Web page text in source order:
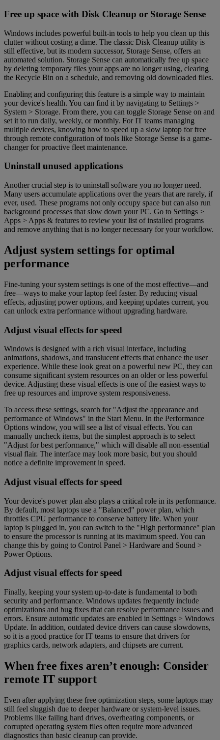
Free up space with Disk Cleanup or Storage Sense
Windows includes powerful built-in tools to help you clean up this
clutter without costing a dime. The classic Disk Cleanup utility is
still effective, but its modern successor, Storage Sense, offers an
automated solution. Storage Sense can automatically free up space
by deleting temporary files your apps are no longer using, clearing
the Recycle Bin on a schedule, and removing old downloaded files.
Enabling and configuring this feature is a simple way to maintain
your device's health. You can find it by navigating to Settings >
System > Storage. From there, you can toggle Storage Sense on and
set it to run daily, weekly, or monthly. For IT teams managing
multiple devices, knowing how to speed up a slow laptop for free
through remote configuration of tools like Storage Sense is a game-
changer for proactive fleet maintenance.
Uninstall unused applications
Another crucial step is to uninstall software you no longer need.
Many users accumulate applications over the years that are rarely, if
ever, used. These programs not only occupy space but can also run
background processes that slow down your PC. Go to Settings >
Apps > Apps & features to review your list of installed programs
and remove anything that is no longer necessary for your workflow.
Adjust system settings for optimal
performance
Fine-tuning your system settings is one of the most effective—and
free—ways to make your laptop feel faster. By reducing visual
effects, adjusting power options, and keeping updates current, you
can unlock extra performance without upgrading hardware.
Adjust visual effects for speed
Windows is designed with a rich visual interface, including
animations, shadows, and translucent effects that enhance the user
experience. While these look great on a powerful new PC, they can
consume significant system resources on an older or less powerful
device. Adjusting these visual effects is one of the easiest ways to
free up resources and improve system responsiveness.
To access these settings, search for "Adjust the appearance and
performance of Windows" in the Start Menu. In the Performance
Options window, you will see a list of visual effects. You can
manually uncheck items, but the simplest approach is to select
"Adjust for best performance," which will disable all non-essential
visual flair. The interface may look more basic, but you should
notice a definite improvement in speed.
Adjust visual effects for speed
Your device's power plan also plays a critical role in its performance.
By default, most laptops use a "Balanced" power plan, which
throttles CPU performance to conserve battery life. When your
laptop is plugged in, you can switch to the "High performance" plan
to ensure the processor is running at its maximum speed. You can
change this by going to Control Panel > Hardware and Sound >
Power Options.
Adjust visual effects for speed
Finally, keeping your system up-to-date is fundamental to both
security and performance. Windows updates frequently include
optimizations and bug fixes that can resolve performance issues and
errors. Ensure automatic updates are enabled in Settings > Windows
Update. In addition, outdated device drivers can cause slowdowns,
so it is a good practice for IT teams to ensure that drivers for
graphics cards, network adapters, and chipsets are current.
When free fixes aren’t enough: Consider
remote IT support
Even after applying these free optimization steps, some laptops may
still feel sluggish due to deeper hardware or system-level issues.
Problems like failing hard drives, overheating components, or
corrupted operating system files often require more advanced
diagnostics than basic cleanup can provide.